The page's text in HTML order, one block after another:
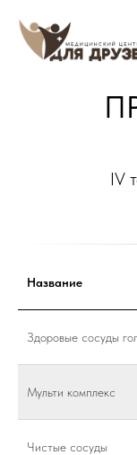
IV
Название
Здоровые сосуды
Мульти комплекс
Чистые сосуды